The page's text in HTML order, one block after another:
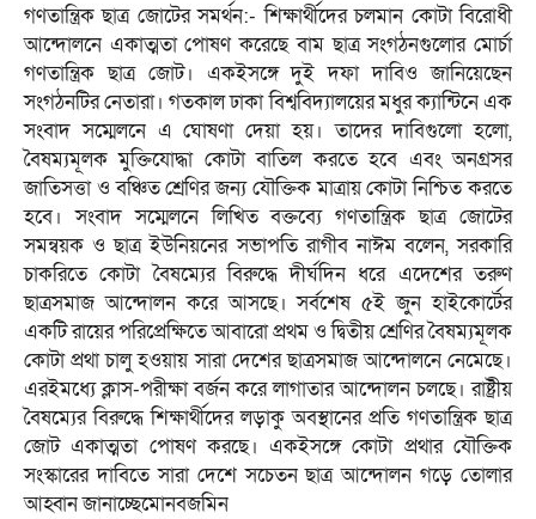
গণতান্ত্রিক ছাত্র জোটের সমর্থন:- শিক্ষার্থীদের চলমান কোটা বিরোধী
আন্দোলনে একাত্মতা পোষণ করেছে বাম ছাত্র সংগঠনগুলোর মোর্চা
গণতান্ত্রিক ছাত্র জোট। একইসঙ্গে দুই দফা দাবিও জানিয়েছেন
সংগঠনটির নেতারা। গতকাল ঢাকা বিশ্ববিদ্যালয়ের মধুর ক্যান্টিনে এক
সংবাদ সম্মেলনে এ ঘোষণা দেয়া হয়। তাদের দাবিগুলো হলো,
বৈষম্যমূলক মুক্তিযোদ্ধা কোটা বাতিল করতে হবে এবং অনগ্রসর
জাতিসত্তা ও বঞ্চিত শ্রেণির জন্য যৌক্তিক মাত্রায় কোটা নিশ্চিত করতে
হবে। সংবাদ সম্মেলনে লিখিত বক্তব্যে গণতান্ত্রিক ছাত্র জোটের
সমন্বয়ক ও ছাত্র ইউনিয়নের সভাপতি রাগীব নাঈম বলেন, সরকারি
চাকরিতে কোটা বৈষম্যের বিরুদ্ধে দীর্ঘদিন ধরে এদেশের তরুণ
ছাত্রসমাজ আন্দোলন করে আসছে। সর্বশেষ ৫ই জুন হাইকোর্টের
একটি রায়ের পরিপ্রেক্ষিতে আবারো প্রথম ও দ্বিতীয় শ্রেণির বৈষম্যমূলক
কোটা প্রথা চালু হওয়ায় সারা দেশের ছাত্রসমাজ আন্দোলনে নেমেছে।
এরইমধ্যে ক্লাস-পরীক্ষা বর্জন করে লাগাতার আন্দোলন চলছে। রাষ্ট্রীয়
বৈষম্যের বিরুদ্ধে শিক্ষার্থীদের লড়াকু অবস্থানের প্রতি গণতান্ত্রিক ছাত্র
জোট একাত্মতা পোষণ করছে। একইসঙ্গে কোটা প্রথার যৌক্তিক
সংস্কারের দাবিতে সারা দেশে সচেতন ছাত্র আন্দোলন গড়ে তোলার
আহ্বান জানাচ্ছেমোনবজমিন